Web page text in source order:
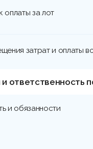
оплаты за лот
затрат и оплаты
ответственность
и обязанности